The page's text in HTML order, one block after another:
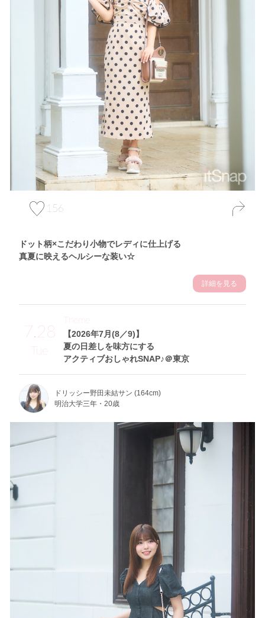
156
ドット柄×こだわり小物でレディに仕上げる
真夏に映えるヘルシーな装い☆
詳細を見る
7.28
Tue
【2026年7月(8／9)】
夏の日差しを味方にする
アクティブおしゃれSNAP♪＠東京
Theme
ドリッシー野田未結サン (164cm)
明治大学三年・20歳